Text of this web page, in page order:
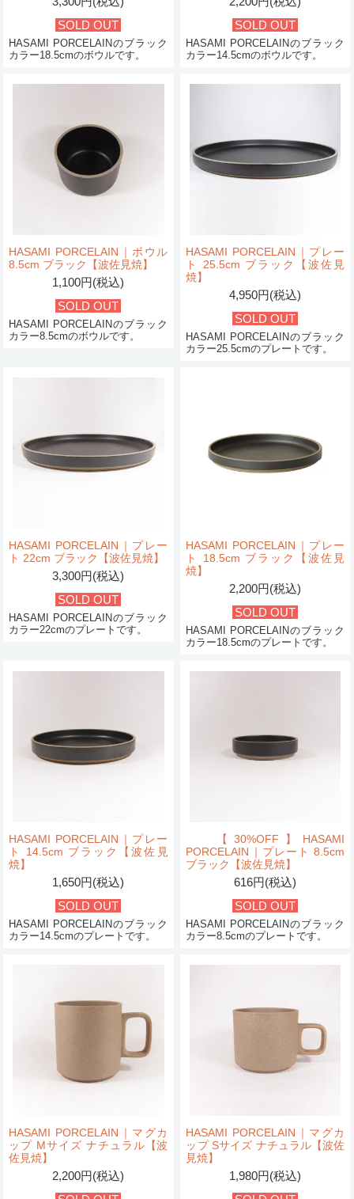
SOLD OUT
HASAMI PORCELAINのブラック
カラー18.5cmのボウルです。
SOLD OUT
HASAMI PORCELAINのブラック
カラー14.5cmのボウルです。
HASAMI PORCELAIN｜ボウル
8.5cm ブラック【波佐見焼】
1,100円(税込)
SOLD OUT
HASAMI PORCELAINのブラック
カラー8.5cmのボウルです。
HASAMI PORCELAIN｜プレー
ト 25.5cm ブラック【波佐見
焼】
4,950円(税込)
SOLD OUT
HASAMI PORCELAINのブラック
カラー25.5cmのプレートです。
HASAMI PORCELAIN｜プレー
ト 22cm ブラック【波佐見焼】
3,300円(税込)
SOLD OUT
HASAMI PORCELAINのブラック
カラー22cmのプレートです。
HASAMI PORCELAIN｜プレー
ト 18.5cm ブラック【波佐見
焼】
2,200円(税込)
SOLD OUT
HASAMI PORCELAINのブラック
カラー18.5cmのプレートです。
HASAMI PORCELAIN｜プレー
ト 14.5cm ブラック【波佐見
焼】
1,650円(税込)
SOLD OUT
HASAMI PORCELAINのブラック
カラー14.5cmのプレートです。
【30%OFF】HASAMI
PORCELAIN｜プレート 8.5cm
ブラック【波佐見焼】
616円(税込)
SOLD OUT
HASAMI PORCELAINのブラック
カラー8.5cmのプレートです。
HASAMI PORCELAIN｜マグカ
ップ Mサイズ ナチュラル【波
佐見焼】
2,200円(税込)
HASAMI PORCELAIN｜マグカ
ップ Sサイズ ナチュラル【波佐
見焼】
1,980円(税込)